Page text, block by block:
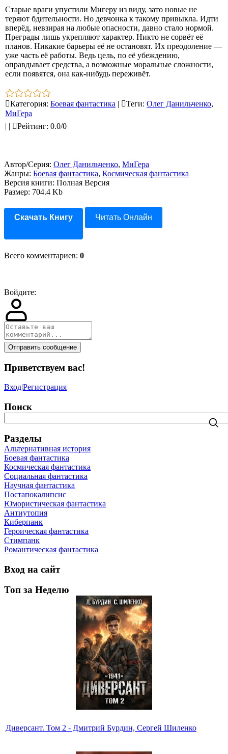
Старые враги упустили Мигеру из виду, зато новые не
теряют бдительности. Но девчонка к такому привыкла. Идти
вперёд, невзирая на любые опасности, давно стало нормой.
Преграды лишь укрепляют характер. Никто не сорвёт её
планов. Никакие барьеры её не остановят. Их преодоление —
уже часть её работы. Ведь цель, по её убеждению,
оправдывает средства, а возможные моральные сложности,
если появятся, она как‑нибудь переживёт.
Категория: Боевая фантастика | Теги: Олег Данильченко,
МиГера
| | Рейтинг: 0.0/0
Автор/Серия: Олег Данильченко, МиГера
Жанры: Боевая фантастика, Космическая фантастика
Версия книги: Полная Версия
Размер: 704.4 Kb
Скачать Книгу Читать Онлайн
Всего комментариев: 0
Войдите:
Отправить сообщение
Приветствуем вас!
Вход|Регистрация
Поиск
Разделы
Альтернативная история
Боевая фантастика
Космическая фантастика
Социальная фантастика
Научная фантастика
Постапокалипсис
Юмористическая фантастика
Антиутопия
Киберпанк
Героическая фантастика
Стимпанк
Романтическая фантастика
Вход на сайт
Топ за Неделю
Диверсант. Том 2 - Дмитрий Бурдин, Сергей Шиленко